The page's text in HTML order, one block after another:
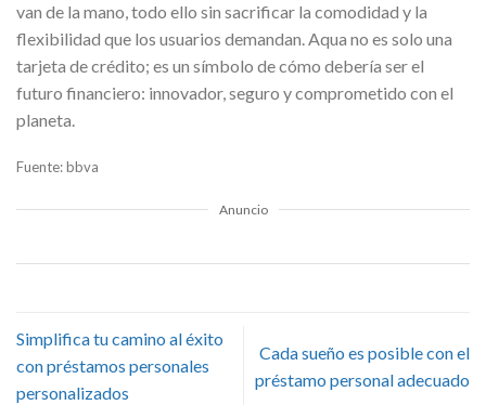
van de la mano, todo ello sin sacrificar la comodidad y la
flexibilidad que los usuarios demandan. Aqua no es solo una
tarjeta de crédito; es un símbolo de cómo debería ser el
futuro financiero: innovador, seguro y comprometido con el
planeta.
Fuente: bbva
Anuncio
Simplifica tu camino al éxito
con préstamos personales
personalizados
Cada sueño es posible con el
préstamo personal adecuado